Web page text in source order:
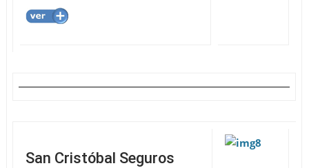
San Cristóbal Seguros